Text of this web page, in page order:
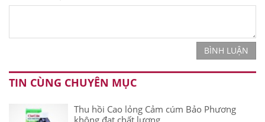
BÌNH LUẬN
TIN CÙNG CHUYÊN MỤC
Thu hồi Cao lỏng Cảm cúm Bảo Phương
không đạt chất lượng